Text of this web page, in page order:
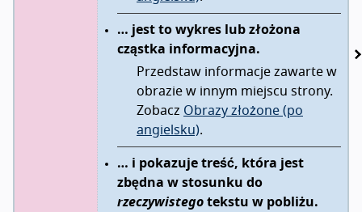
… jest to wykres lub złożona
cząstka informacyjna.
Przedstaw informacje zawarte w
obrazie w innym miejscu strony.
Zobacz Obrazy złożone (po
angielsku).
… i pokazuje treść, która jest
zbędna w stosunku do
rzeczywistego tekstu w pobliżu.